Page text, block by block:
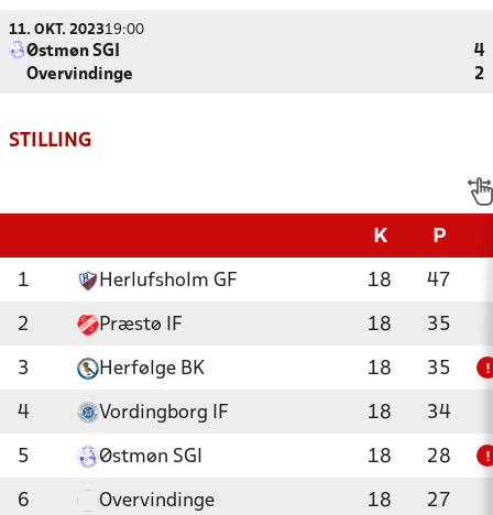
11. OKT. 202319:00
Østmøn SGI
4
Overvindinge
2
STILLING
K P
1 Herlufsholm GF 18 47
2 Præstø IF 18 35
3 Herfølge BK 18 35 !
4 Vordingborg IF 18 34
5 Østmøn SGI 18 28 !
6 Overvindinge 18 27